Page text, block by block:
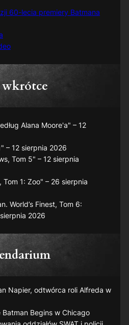
60-lecia premiery Batmana
wkrótce
Alana Moore'a" – 12
– 12 sierpnia 2026
Tom 5" – 12 sierpnia
Tom 1: Zoo" – 26 sierpnia
World’s Finest, Tom 6:
2026
Napier, odtwórca roli Alfreda w
Batman Beginsw Chicago